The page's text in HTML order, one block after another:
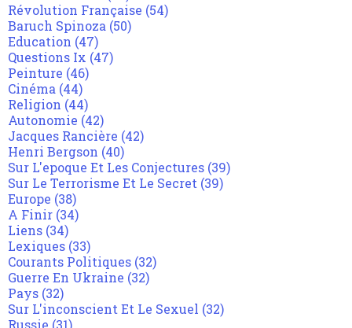
Révolution Française (54)
Baruch Spinoza (50)
Education (47)
Questions Ix (47)
Peinture (46)
Cinéma (44)
Religion (44)
Autonomie (42)
Jacques Rancière (42)
Henri Bergson (40)
Sur L'epoque Et Les Conjectures (39)
Sur Le Terrorisme Et Le Secret (39)
Europe (38)
A Finir (34)
Liens (34)
Lexiques (33)
Courants Politiques (32)
Guerre En Ukraine (32)
Pays (32)
Sur L'inconscient Et Le Sexuel (32)
Russie (31)